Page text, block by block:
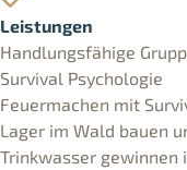
Leistungen
Handlungsfähige
Survival Psychologie
Feuermachen mit
Lager im Wald bauen
Trinkwasser gewinnen